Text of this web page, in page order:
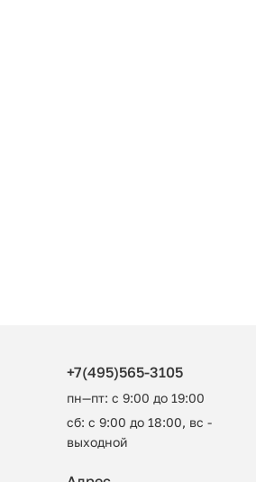
+7(495)565-3105
пн—пт: с 9:00 до 19:00
сб: с 9:00 до 18:00, вс -
выходной